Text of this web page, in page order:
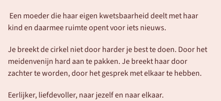
Een moeder die haar eigen kwetsbaarheid deelt met haar
kind en daarmee ruimte opent voor iets nieuws.
Je breekt de cirkel niet door harder je best te doen. Door het
meidenvenijn hard aan te pakken. Je breekt haar door
zachter te worden, door het gesprek met elkaar te hebben.
Eerlijker, liefdevoller, naar jezelf en naar elkaar.